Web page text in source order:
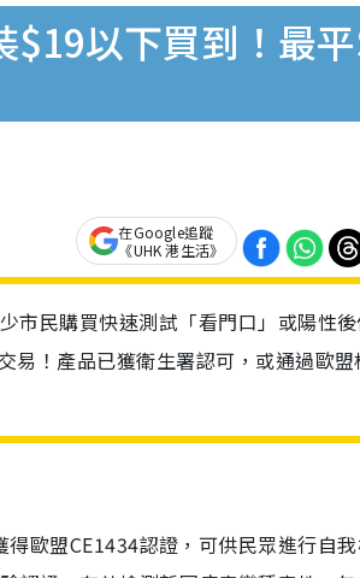
$19以下買到！最
在Google追蹤
《UHK 港生活》
市民購買快速測試「看門口」或陽性
易！產品已獲衛生署認可，或通過歐盟
歐盟CE1434認證，可供民眾進行自